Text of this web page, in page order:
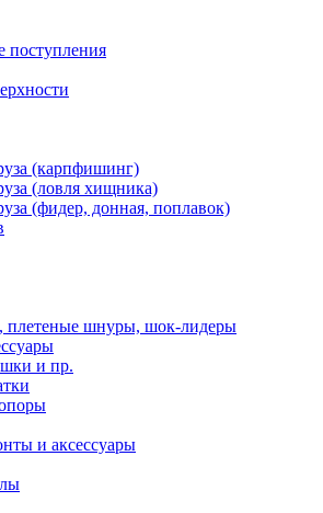
поступления
(карпфишинг)
(ловля хищника)
(фидер, донная, поплавок)
плетеные шнуры, шок-лидеры
и пр.
и аксессуары